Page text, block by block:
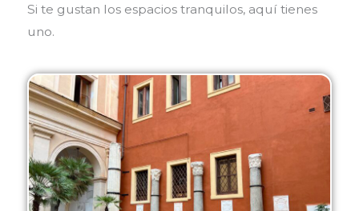
Si te gustan los espacios tranquilos, aquí tienes
uno.